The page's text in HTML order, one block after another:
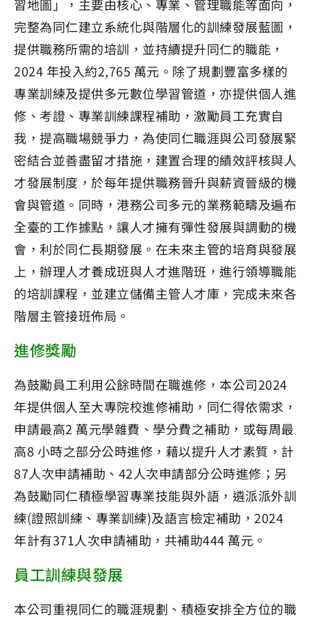
習地圖」，主要由核心、專業、管理職能等面向，
完整為同仁建立系統化與階層化的訓練發展藍圖，
提供職務所需的培訓，並持續提升同仁的職能，
2024 年投入約2,765 萬元。除了規劃豐富多樣的
專業訓練及提供多元數位學習管道，亦提供個人進
修、考證、專業訓練課程補助，激勵員工充實自
我，提高職場競爭力，為使同仁職涯與公司發展緊
密結合並善盡留才措施，建置合理的績效評核與人
才發展制度，於每年提供職務晉升與薪資晉級的機
會與管道。同時，港務公司多元的業務範疇及遍布
全臺的工作據點，讓人才擁有彈性發展與調動的機
會，利於同仁長期發展。在未來主管的培育與發展
上，辦理人才養成班與人才進階班，進行領導職能
的培訓課程，並建立儲備主管人才庫，完成未來各
階層主管接班佈局。
進修獎勵
為鼓勵員工利用公餘時間在職進修，本公司2024
年提供個人至大專院校進修補助，同仁得依需求，
申請最高2 萬元學雜費、學分費之補助，或每周最
高8 小時之部分公時進修，藉以提升人才素質，計
87人次申請補助、42人次申請部分公時進修；另
為鼓勵同仁積極學習專業技能與外語，遴派派外訓
練(證照訓練、專業訓練)及語言檢定補助，2024
年計有371人次申請補助，共補助444 萬元。
員工訓練與發展
本公司重視同仁的職涯規劃、積極安排全方位的職